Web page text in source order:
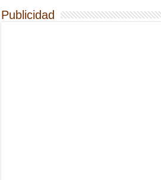
Publicidad